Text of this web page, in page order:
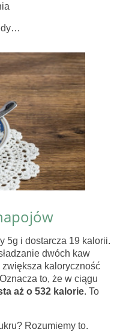
5g i dostarcza 19 kalorii.
dwóch kaw
zwiększa kaloryczność
to, że w ciągu
aż o 532 kalorie. To
Rozumiemy to.